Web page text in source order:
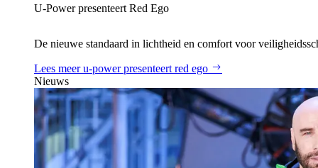
U‑Power presenteert Red Ego
De nieuwe standaard in lichtheid en comfort voor
Lees meeru‑power presenteert red ego
Nieuws